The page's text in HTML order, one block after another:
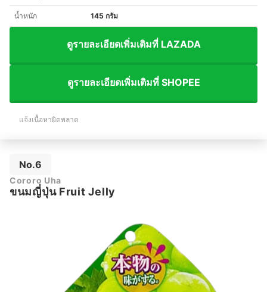
น้ำหนัก 145 กรัม
ดูรายละเอียดเพิ่มเติมที่ LAZADA
ดูรายละเอียดเพิ่มเติมที่ SHOPEE
แจ้งเนื้อหาผิดพลาด
No.6
Cororo Uha
ขนมญี่ปุ่น Fruit Jelly